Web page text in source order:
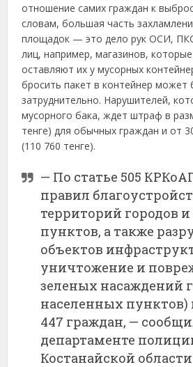
отношение самих граждан к
словам, большая часть
площадок — это дело рук ОСИ,
лиц, например, магазинов,
оставляют их у мусорных
бросить пакет в контейнер может
затруднительно. Нарушителей,
мусорного бака, ждет штраф в
тенге) для обычных граждан и от
(110 760 тенге).
— По статье 505
правил
территорий городов
пунктов, а также
объектов
уничтожение и
зеленых насаждений
населенных пунктов)
447 граждан, —
департаменте
Костанайской